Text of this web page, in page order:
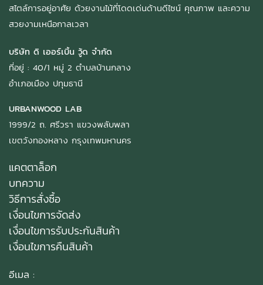
สไตล์การอยู่อาศัย ด้วยงานไม้ที่โดดเด่นด้านดีไซน์ คุณภาพ และความ
สวยงามเหนือกาลเวลา
บริษัท ดิ เออร์เบิ้น วู้ด จำกัด
ที่อยู่ : 40/1 หมู่ 2 ตำบลบ้านกลาง
อำเภอเมือง ปทุมธานี
URBANWOOD LAB
1999/2 ถ. ศรีวรา แขวงพลับพลา
เขตวังทองหลาง กรุงเทพมหานคร
แคตตาล็อก
บทความ
วิธีการสั่งซื้อ
เงื่อนไขการจัดส่ง
เงื่อนไขการรับประกันสินค้า
เงื่อนไขการคืนสินค้า
อีเมล :